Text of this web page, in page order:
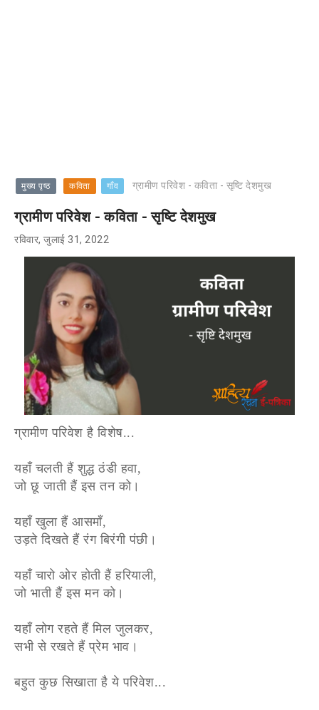
मुख्य पृष्ठ कविता गाँव ग्रामीण परिवेश - कविता - सृष्टि देशमुख
ग्रामीण परिवेश - कविता - सृष्टि देशमुख
रविवार, जुलाई 31, 2022
ग्रामीण परिवेश है विशेष...
यहाँ चलती हैं शुद्ध ठंडी हवा,
जो छू जाती हैं इस तन को।
यहाँ खुला हैं आसमाँ,
उड़ते दिखते हैं रंग बिरंगी पंछी।
यहाँ चारो ओर होती हैं हरियाली,
जो भाती हैं इस मन को।
यहाँ लोग रहते हैं मिल जुलकर,
सभी से रखते हैं प्रेम भाव।
बहुत कुछ सिखाता है ये परिवेश...